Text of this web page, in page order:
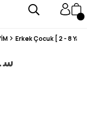
Ücretsiz !
Erkek Çocuk [ 2 - 8 Yaş ]